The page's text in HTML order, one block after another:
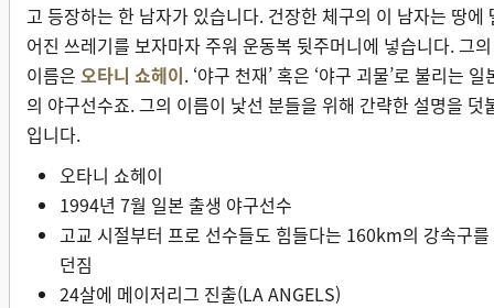
고 등장하는 한 남자가 있습니다. 건장한 체구의 이 남자는 땅에
어진 쓰레기를 보자마자 주워 운동복 뒷주머니에 넣습니다. 그의
이름은 오타니 쇼헤이. ‘야구 천재’ 혹은 ‘야구 괴물’로 불리는 일
의 야구선수죠. 그의 이름이 낯선 분들을 위해 간략한 설명을 덧
입니다.
오타니 쇼헤이
1994년 7월 일본 출생 야구선수
고교 시절부터 프로 선수들도 힘들다는 160km의 강속구를
던짐
24살에 메이저리그 진출(LA ANGELS)